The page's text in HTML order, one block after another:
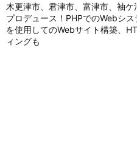
木更津市、君津市、富津市、袖
プロデュース！PHPでのWebシ
を使用してのWebサイト構築、
ィングも